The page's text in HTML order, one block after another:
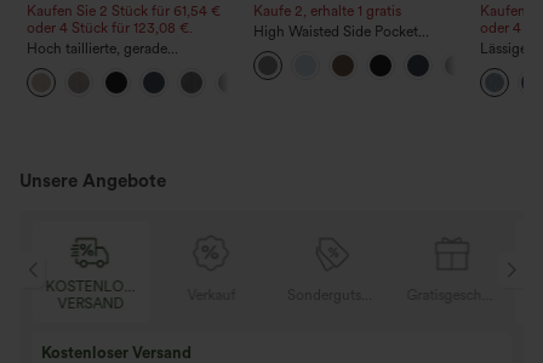
Kaufen Sie 2 Stück für 61,54 €
oder 4 Stück für 123,08 €.
Hoch taillierte, gerade
geschnittene, legere Leinen-
Optik-Hose mit Taschen
Kaufe 2, erhalte 1 gratis
High Waisted Side Pocket
Straight Leg Work Pants
Kaufen
oder 4
Lässige
Taschen
Unsere Angebote
KOSTENLOSER
VERSAND
Kaufe 3 und erhalte 1 gratis